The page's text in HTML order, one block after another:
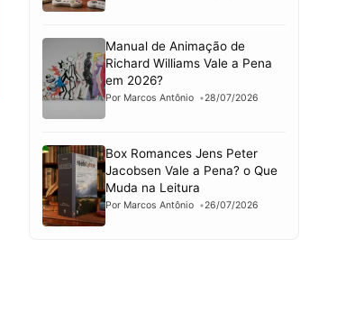
Manual de Animação de
Richard Williams Vale a Pena
em 2026?
Por Marcos Antônio 28/07/2026
Box Romances Jens Peter
Jacobsen Vale a Pena? o Que
Muda na Leitura
Por Marcos Antônio 26/07/2026